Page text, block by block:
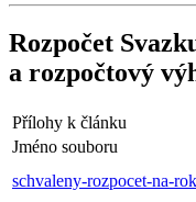
Rozpočet
a rozpočtový
Přílohy k článku
Jméno souboru
schvaleny-rozpocet-na-